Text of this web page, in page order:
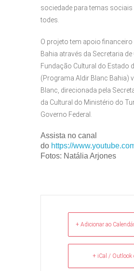
sociedade para temas
todes.
O projeto tem apoio
Bahia através da Secretaria de
Fundação Cultural do Estado
(Programa Aldir Blanc Bahia)
Blanc, direcionada pela
da Cultural do Ministério do
Governo Federal.
Assista no canal
do https://
Fotos: Natália Arjones
+ Adicionar ao
+ iCal / Outlook